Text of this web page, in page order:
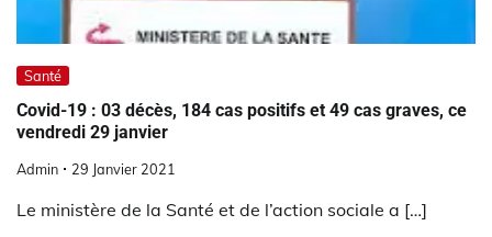
Santé
Covid-19 : 03 décès, 184 cas positifs et 49 cas graves, ce
vendredi 29 janvier
Admin 29 Janvier 2021
Le ministère de la Santé et de l’action sociale a […]